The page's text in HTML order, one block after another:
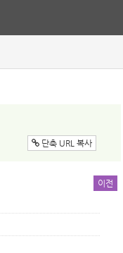
단축 URL 복사
이전